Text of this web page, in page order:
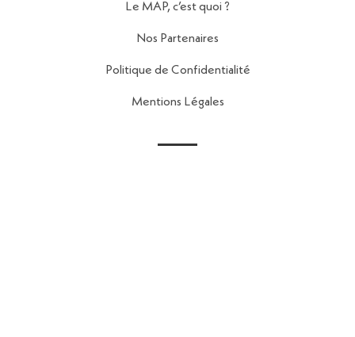
Le MAP, c’est quoi ?
Nos Partenaires
Politique de Confidentialité
Mentions Légales